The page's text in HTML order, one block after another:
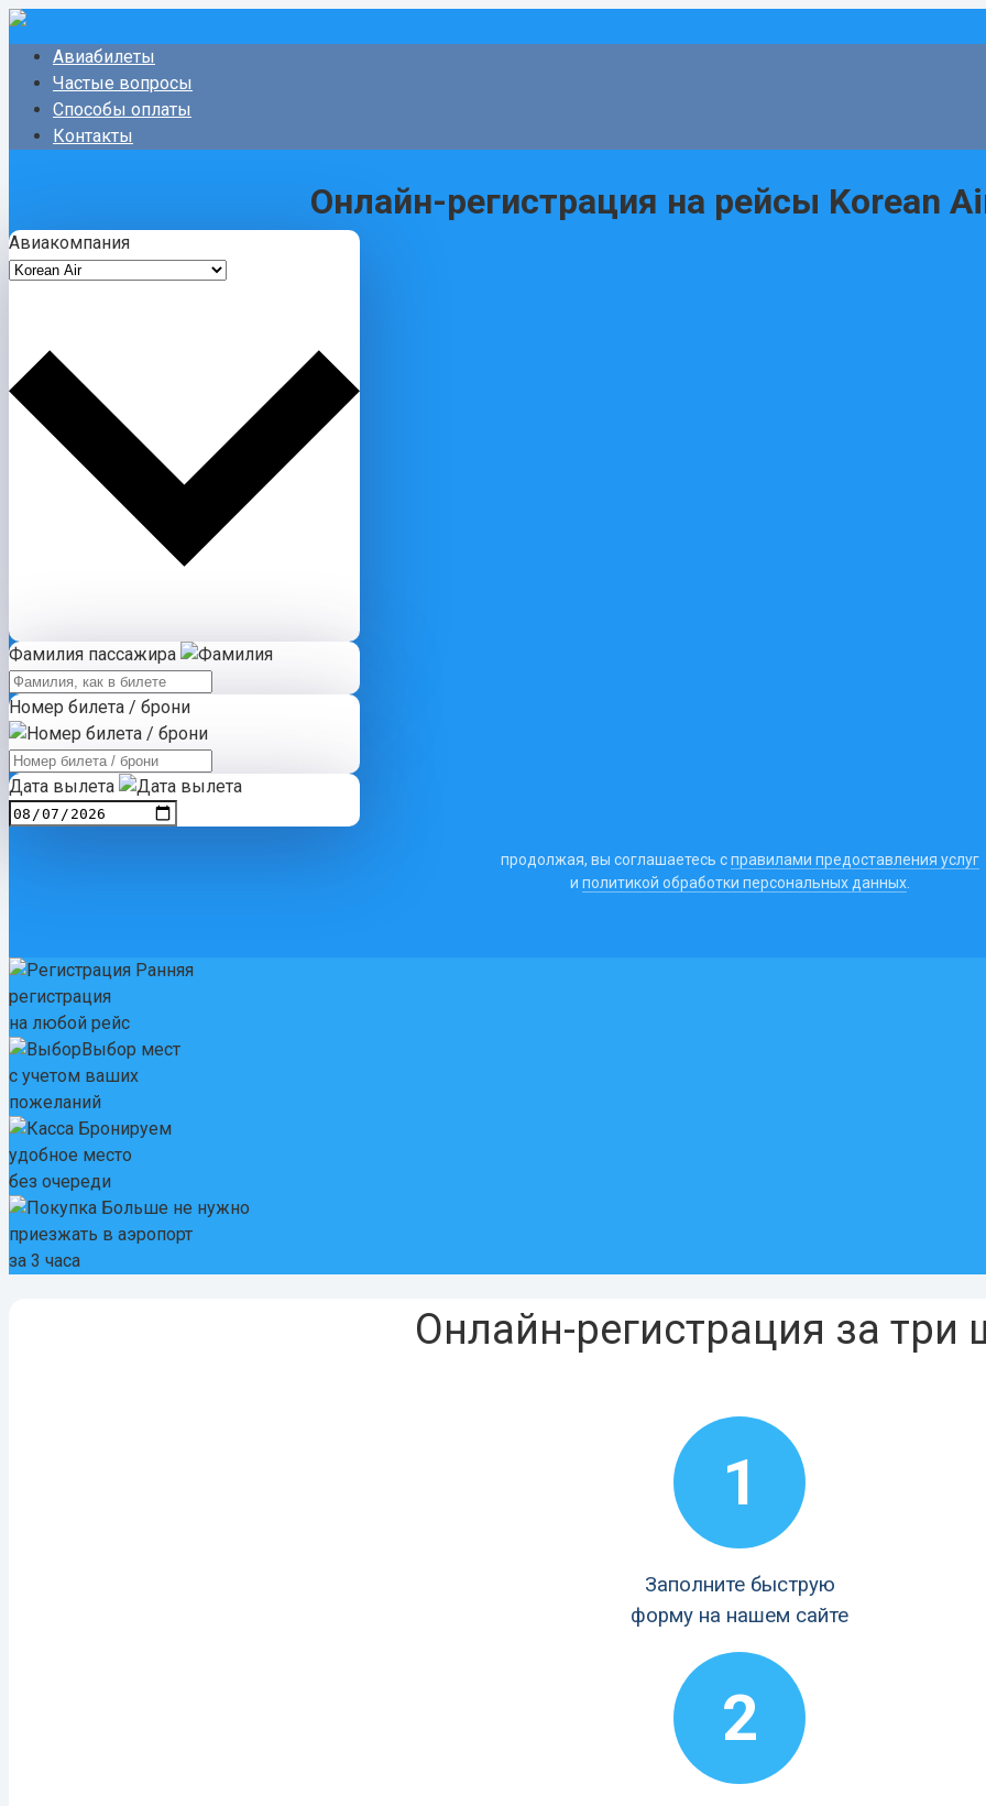
Перейти
к
контенту
Авиабилеты
Частые вопросы
Способы оплаты
Контакты
Онлайн-регистрация на рейсы Korean
Авиакомпания
Фамилия пассажира
Номер билета / брони
Дата вылета
продолжая, вы соглашаетесь справилами предоставления услуг
и политикой обработки персональных данных.
Ранняя
регистрация
на любой рейс
Выбор мест
с учетом ваших
пожеланий
Бронируем
удобное место
без очереди
Больше не нужно
приезжать в аэропорт
за 3 часа
Онлайн-регистрация за три
1
Заполните быструю
форму на нашем сайте
2